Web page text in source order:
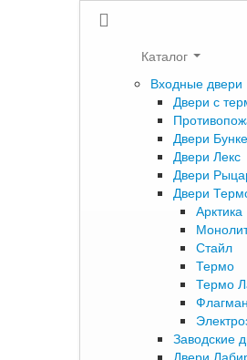
Каталог
Входные двери
Двери с
Двери
Двери Лекс
Двери
Двери
Арктика
Стайл
Термо
Термо
Флагман
Заводские
Двери